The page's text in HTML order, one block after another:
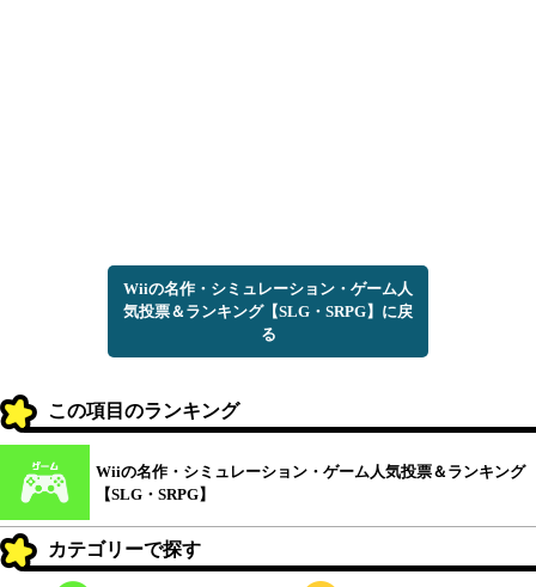
Wiiの名作・シミュレーション・ゲーム人
気投票＆ランキング【SLG・SRPG】に戻
る
この項目のランキング
Wiiの名作・シミュレーション・ゲーム人気投票＆ランキング
【SLG・SRPG】
カテゴリーで探す